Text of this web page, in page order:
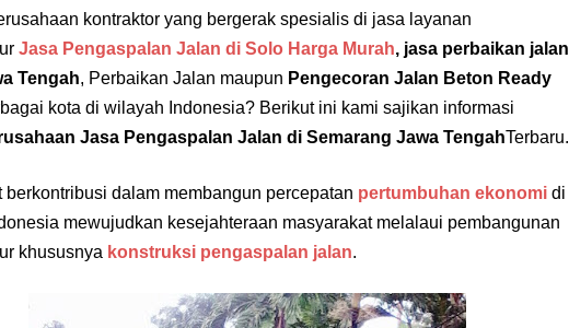
kontraktor yang bergerak spesialis di jasa layanan
Jasa Pengaspalan Jalan di Solo Harga Murah, jasa perbaikan jalan
Tengah, Perbaikan Jalan maupun Pengecoran Jalan Beton Ready
kota di wilayah Indonesia? Berikut ini kami sajikan informasi
Jasa Pengaspalan Jalan di Semarang Jawa TengahTerbaru.
berkontribusi dalam membangun percepatan pertumbuhan ekonomi di
mewujudkan kesejahteraan masyarakat melalaui pembangunan
khususnya konstruksi pengaspalan jalan.